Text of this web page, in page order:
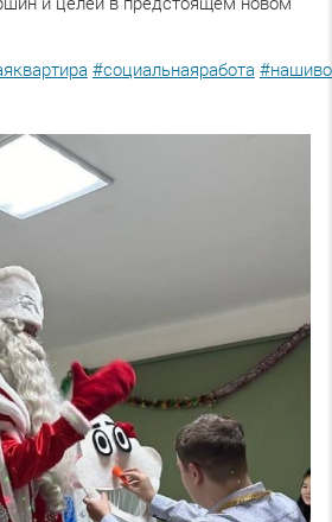
#социальнаяработа